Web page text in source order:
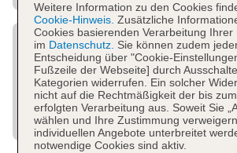
Weitere Information zu den Cookies
Cookie-Hinweis. Zusätzliche
Cookies basierenden Verarbeitung Ihrer
im Datenschutz. Sie können zudem
Entscheidung über "Cookie-
Fußzeile der Webseite] durch
Kategorien widerrufen. Ein solcher
nicht auf die Rechtmäßigkeit der bis
erfolgten Verarbeitung aus. Soweit Sie
wählen und Ihre Zustimmung
individuellen Angebote unterbreitet
notwendige Cookies sind aktiv.